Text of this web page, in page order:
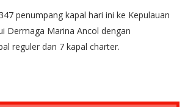
penumpang kapal hari ini ke Kepulauan
Dermaga Marina Ancol dengan
reguler dan 7 kapal charter.